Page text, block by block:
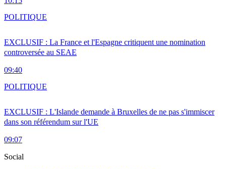
EXCLUSIF : La France et l'Espagne critiquent une nomination
controversée au SEAE
09:40
POLITIQUE
EXCLUSIF : L'Islande demande à Bruxelles de ne pas s'immiscer
dans son référendum sur l'UE
09:07
POLITIQUE
Social